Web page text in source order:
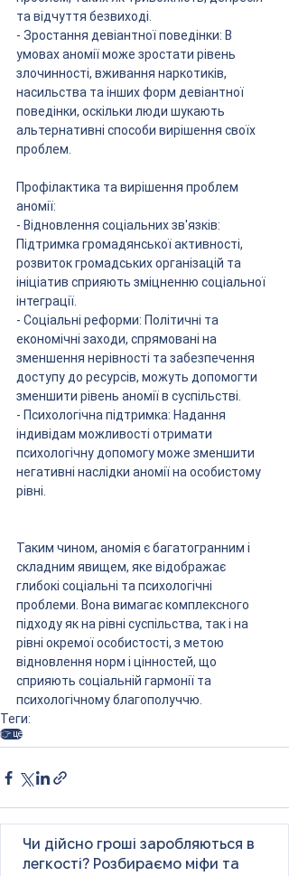
та відчуття безвиході.
- Зростання девіантної поведінки: В
умовах аномії може зростати рівень
злочинності, вживання наркотиків,
насильства та інших форм девіантної
поведінки, оскільки люди шукають
альтернативні способи вирішення своїх
проблем.
Профілактика та вирішення проблем
аномії:
- Відновлення соціальних зв'язків:
Підтримка громадянської активності,
розвиток громадських організацій та
ініціатив сприяють зміцненню соціальної
інтеграції.
- Соціальні реформи: Політичні та
економічні заходи, спрямовані на
зменшення нерівності та забезпечення
доступу до ресурсів, можуть допомогти
зменшити рівень аномії в суспільстві.
- Психологічна підтримка: Надання
індивідам можливості отримати
психологічну допомогу може зменшити
негативні наслідки аномії на особистому
рівні.
Таким чином, аномія є багатогранним і
складним явищем, яке відображає
глибокі соціальні та психологічні
проблеми. Вона вимагає комплексного
підходу як на рівні суспільства, так і на
рівні окремої особистості, з метою
відновлення норм і цінностей, що
сприяють соціальній гармонії та
психологічному благополуччю.
Теги:
👉 це
Чи дійсно гроші заробляються в
легкості? Розбираємо міфи та